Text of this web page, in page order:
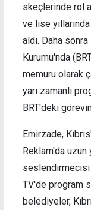
skeçlerinde rol
ve lise
aldı. Daha
Kurumu'nda
memuru olarak
yarı zamanlı
BRT'deki
Emirzade,
Reklam'da
seslendirmecisi
TV'de program
belediyeler,